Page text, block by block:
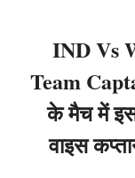
IND Vs
Team
के मैच में इस
वाइस